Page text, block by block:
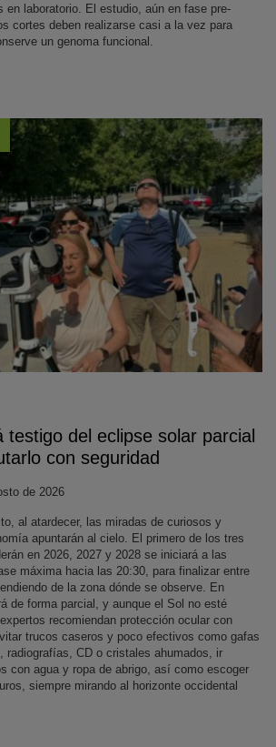
en laboratorio. El estudio, aún en fase pre-
cortes deben realizarse casi a la vez para
un genoma funcional.
testigo del eclipse solar parcial
con seguridad
de 2026
al atardecer, las miradas de curiosos y
apuntarán al cielo. El primero de los tres
en 2026, 2027 y 2028 se iniciará a las
máxima hacia las 20:30, para finalizar entre
de la zona dónde se observe. En
de forma parcial, y aunque el Sol no esté
recomiendan protección ocular con
trucos caseros y poco efectivos como gafas
radiografías, CD o cristales ahumados, ir
con agua y ropa de abrigo, así como escoger
siempre mirando al horizonte occidental